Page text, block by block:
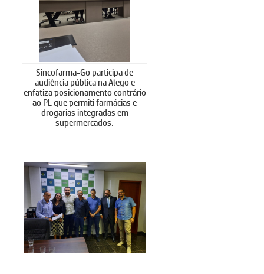
Sincofarma-Go participa de
audiência pública na Alego e
enfatiza posicionamento contrário
ao PL que permiti farmácias e
drogarias integradas em
supermercados.